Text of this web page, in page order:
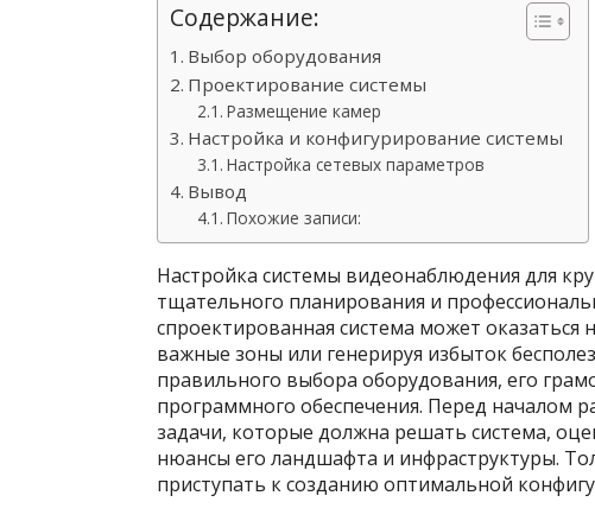
Содержание:
Выбор оборудования
Проектирование системы
Размещение камер
Настройка и конфигурирование системы
Настройка сетевых параметров
Вывод
Похожие записи:
Настройка системы видеонаблюдения для
тщательного планирования и
спроектированная система может
важные зоны или генерируя избыток
правильного выбора оборудования, его
программного обеспечения. Перед началом
задачи, которые должна решать система,
нюансы его ландшафта и инфраструктуры.
приступать к созданию оптимальной